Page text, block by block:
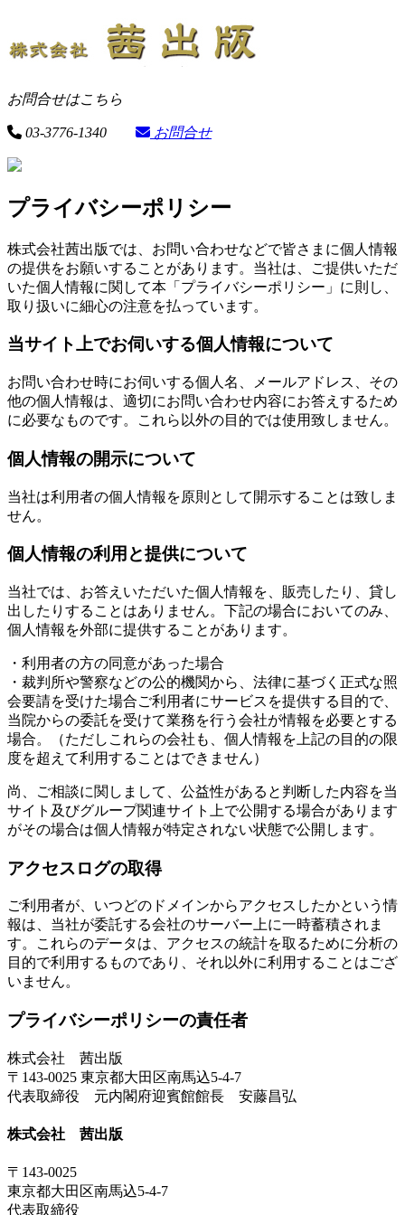
お問合せはこちら
03-3776-1340 お問合せ
プライバシーポリシー
株式会社茜出版では、お問い合わせなどで皆さまに個人情報
の提供をお願いすることがあります。当社は、ご提供いただ
いた個人情報に関して本「プライバシーポリシー」に則し、
取り扱いに細心の注意を払っています。
当サイト上でお伺いする個人情報について
お問い合わせ時にお伺いする個人名、メールアドレス、その
他の個人情報は、適切にお問い合わせ内容にお答えするため
に必要なものです。これら以外の目的では使用致しません。
個人情報の開示について
当社は利用者の個人情報を原則として開示することは致しま
せん。
個人情報の利用と提供について
当社では、お答えいただいた個人情報を、販売したり、貸し
出したりすることはありません。下記の場合においてのみ、
個人情報を外部に提供することがあります。
・利用者の方の同意があった場合
・裁判所や警察などの公的機関から、法律に基づく正式な照
会要請を受けた場合ご利用者にサービスを提供する目的で、
当院からの委託を受けて業務を行う会社が情報を必要とする
場合。（ただしこれらの会社も、個人情報を上記の目的の限
度を超えて利用することはできません）
尚、ご相談に関しまして、公益性があると判断した内容を当
サイト及びグループ関連サイト上で公開する場合があります
がその場合は個人情報が特定されない状態で公開します。
アクセスログの取得
ご利用者が、いつどのドメインからアクセスしたかという情
報は、当社が委託する会社のサーバー上に一時蓄積されま
す。これらのデータは、アクセスの統計を取るために分析の
目的で利用するものであり、それ以外に利用することはござ
いません。
プライバシーポリシーの責任者
株式会社 茜出版
〒143-0025 東京都大田区南馬込5-4-7
代表取締役 元内閣府迎賓館館長 安藤昌弘
株式会社 茜出版
〒143-0025
東京都大田区南馬込5-4-7
代表取締役